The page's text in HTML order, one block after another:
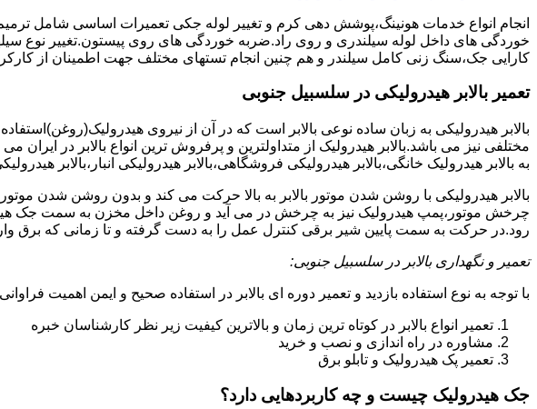
انجام انواع خدمات هونینگ،پوشش دهی کرم و تغییر لوله جکی تعمیرات اساسی شامل
خوردگی های داخل لوله سیلندری و روی راد.ضربه خوردگی های روی پیستون.تغییر نوع
کارایی جک،سنگ زنی کامل سیلندر و هم چنین انجام تستهای مختلف جهت اطمینان از
تعمیر بالابر هیدرولیکی در سلسبیل جنوبی
بالابر هیدرولیکی به زبان ساده نوعی بالابر است که در آن از نیروی
مختلفی نیز می باشد.بالابر هیدرولیک از متداولترین و پرفروش ترین انواع بالابر در ایران
به بالابر هیدرولیک خانگی،بالابر هیدرولیکی فروشگاهی،بالابر هیدرولیکی انبار،بالابر
بالابر هیدرولیکی با روشن شدن موتور بالابر به بالا حرکت می کند و بدون روشن شدن
چرخش موتور،پمپ هیدرولیک نیز به چرخش در می آید و روغن داخل مخزن به سمت جک
رود.در حرکت به سمت پایین شیر برقی کنترل عمل را به دست گرفته و تا زمانی که برق وارد
تعمیر و نگهداری بالابر در سلسبیل جنوبی:
با توجه به نوع استفاده بازدید و تعمیر دوره ای بالابر در استفاده صحیح و ایمن اهمیت
تعمیر انواع بالابر در کوتاه ترین زمان و بالاترین کیفیت زیر نظر کارشناسان خبره
مشاوره در راه اندازی و نصب و خرید
تعمیر پک هیدرولیک و تابلو برق
جک هیدرولیک چیست و چه کاربردهایی دارد؟